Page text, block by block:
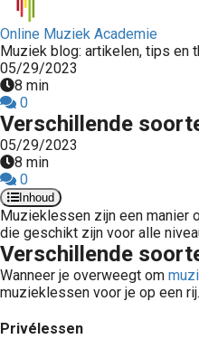
Online Muziek Academie
Muziek blog: artikelen, tips en
05/29/2023
8 min
0
Verschillende
05/29/2023
8 min
0
Inhoud
Muzieklessen zijn een manier
die geschikt zijn voor alle
Verschillende
Wanneer je overweegt om
muzieklessen voor je op een rij.
Privélessen